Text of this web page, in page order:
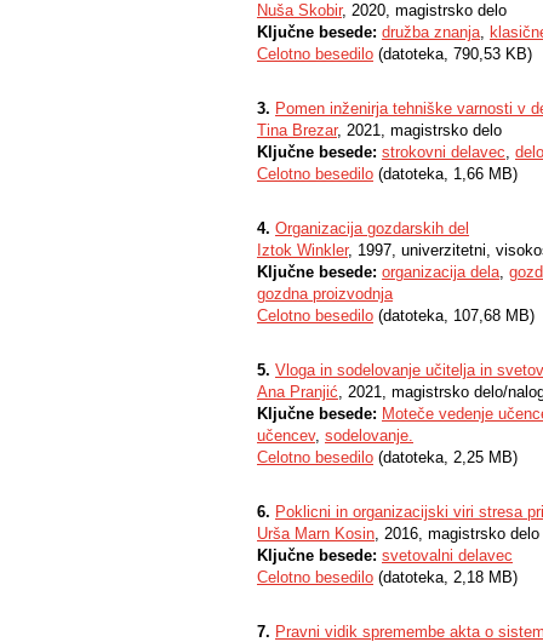
Nuša Skobir, 2020, magistrsko delo
Ključne besede: družba znanja,
Celotno besedilo (datoteka, 790,53 KB)
3. Pomen inženirja tehniške varnosti v
Tina Brezar, 2021, magistrsko delo
Ključne besede: strokovni delavec,
Celotno besedilo (datoteka, 1,66 MB)
4. Organizacija gozdarskih del
Iztok Winkler, 1997, univerzitetni,
Ključne besede: organizacija dela,
gozdna proizvodnja
Celotno besedilo (datoteka, 107,68 MB)
5. Vloga in sodelovanje učitelja in
Ana Pranjić, 2021, magistrsko delo/
Ključne besede: Moteče vedenje
učencev, sodelovanje.
Celotno besedilo (datoteka, 2,25 MB)
6. Poklicni in organizacijski viri stresa
Urša Marn Kosin, 2016, magistrsko delo
Ključne besede: svetovalni delavec
Celotno besedilo (datoteka, 2,18 MB)
7. Pravni vidik spremembe akta o